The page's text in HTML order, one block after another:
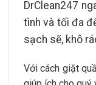
DrClean247
tình và tối đa
sạch sẽ, khô
Với cách giặt